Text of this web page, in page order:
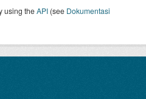
using theAPI (see Dokumentasi